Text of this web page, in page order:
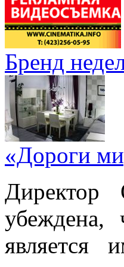
Бренд
«Дороги
убеждена,
является